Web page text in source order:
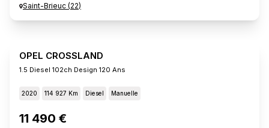
Saint-Brieuc (22)
OPEL CROSSLAND
1.5 Diesel 102ch Design 120 Ans
2020 114 927 Km Diesel Manuelle
11 490 €